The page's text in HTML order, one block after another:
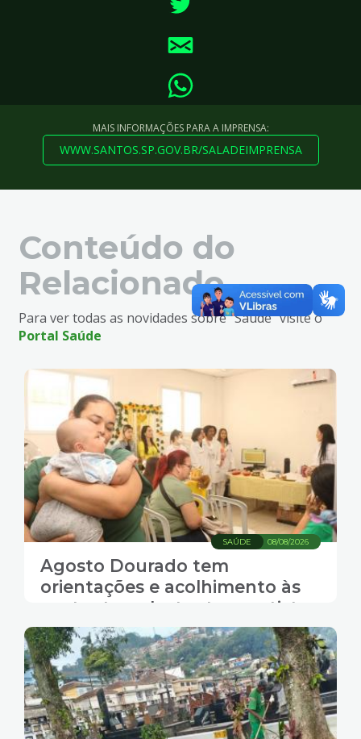
MAIS INFORMAÇÕES PARA A IMPRENSA:
WWW.SANTOS.SP.GOV.BR/SALADEIMPRENSA
Conteúdo do
Relacionado
Para ver todas as novidades sobre "Saúde" visite o
Portal Saúde
08/08/2026
SAÚDE
Agosto Dourado tem
orientações e acolhimento às
gestantes e lactantes santistas